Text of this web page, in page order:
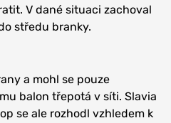
V dané situaci zachoval
středu branky.
a mohl se pouze
balon třepotá v síti. Slavia
se ale rozhodl vzhledem k